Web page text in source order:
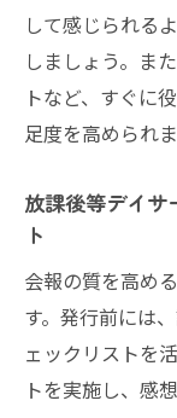
して感じられる
しましょう。ま
トなど、すぐに
足度を高められま
放課後等デイサ
ト
会報の質を高め
す。発行前には
ェックリストを
トを実施し、感